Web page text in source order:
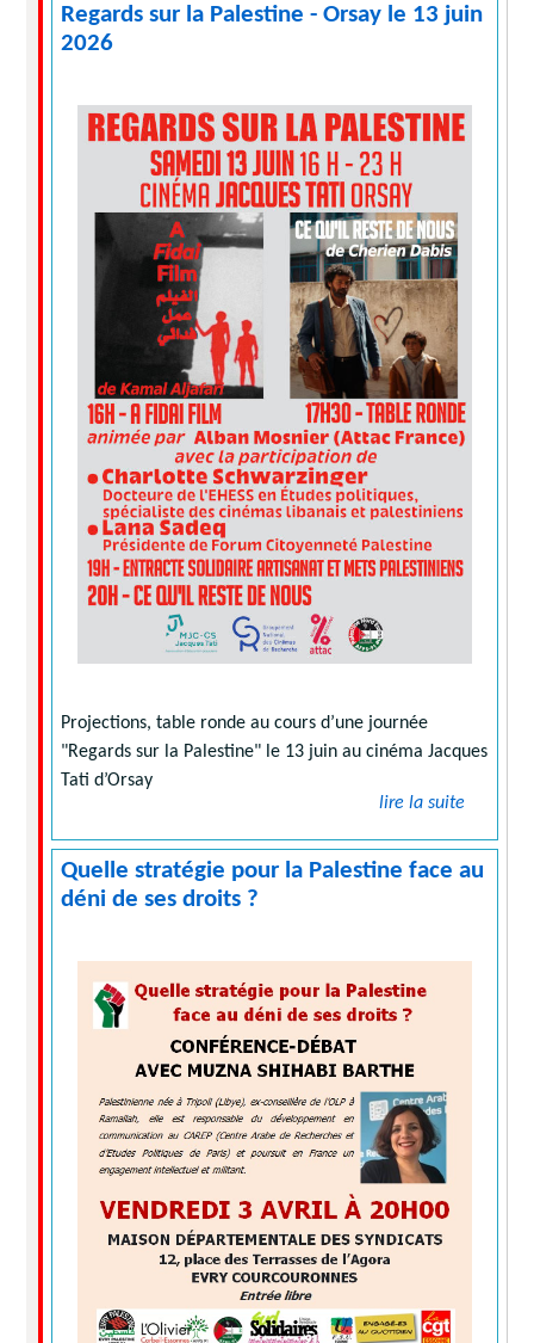
Regards sur la Palestine - Orsay le 13 juin
2026
Projections, table ronde au cours d’une journée
"Regards sur la Palestine" le 13 juin au cinéma Jacques
Tati d’Orsay
lire la suite
Quelle stratégie pour la Palestine face au
déni de ses droits ?